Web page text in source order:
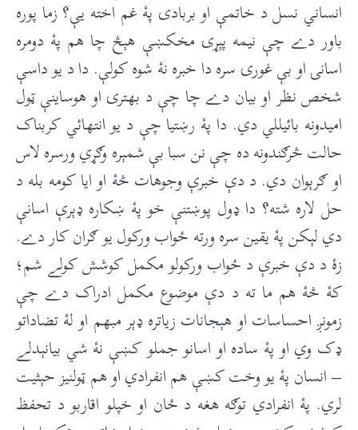
انساني نسل د خاتمې او بربادۍ پۀ غم اخته يې؟ زما پوره
باور دے چې نيمه پېړۍ مخکښې هېڅ چا هم پۀ دومره
اسانۍ او بې غورۍ سره دا خبره نۀ شوه کولې. دا د يو داسې
شخص نظر او بيان دے چا چې د بهترۍ او هوساينې ټول
اميدونه بائيللي دي. دا پۀ رښتيا چې د يو انتهائي کربناک
حالت څرګندونه ده چې نن سبا بې شمېره وګړي ورسره لاس
او ګرېوان دي. د دې خبرې وجوهات څۀ او ايا کومه بله د
حل لاره شته؟ دا ډول پوښتنې خو پۀ ښکاره ډېرې اسانې
دي لېکن پۀ يقين سره ورته ځواب ورکول يو ګران کار دے.
زۀ د دې خبرې د ځواب ورکولو مکمل کوشش کولے شم؛
کۀ څۀ هم ما ته د دې موضوع مکمل ادراک دے چې
زمونږ احساسات او هېجانات زياتره ډېر مبهم او لۀ تضاداتو
ډک وي او پۀ ساده او اسانو جملو کښې نۀ شي بيانېدلے
– انسان پۀ يو وخت کښې هم انفرادي او هم ټولنيز حېثيت
لري. پۀ انفرادي توګه هغه د ځان او خپلو اقاربو د تحفظ